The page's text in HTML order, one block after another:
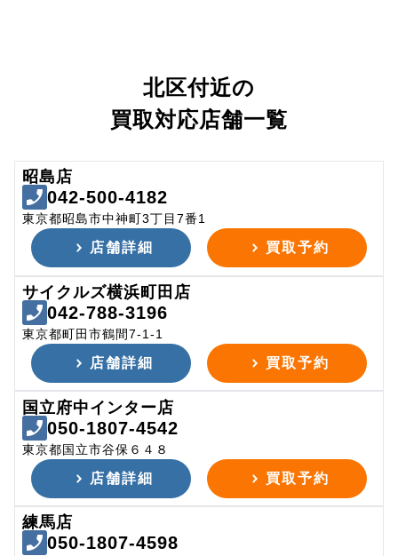
北区付近の
買取対応店舗一覧
昭島店
042-500-4182
東京都昭島市中神町3丁目7番1
店舗詳細 買取予約
サイクルズ横浜町田店
042-788-3196
東京都町田市鶴間7-1-1
店舗詳細 買取予約
国立府中インター店
050-1807-4542
東京都国立市谷保６４８
店舗詳細 買取予約
練馬店
050-1807-4598